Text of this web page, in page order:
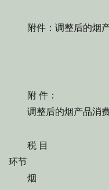
附件：调整后的烟产
附 件：
调整后的烟产品消费
税 目
环节
烟